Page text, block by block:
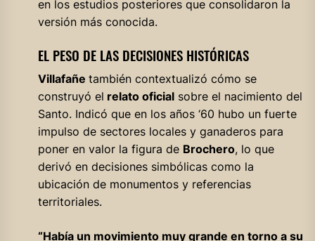
en los estudios posteriores que consolidaron la
versión más conocida.
EL PESO DE LAS DECISIONES HISTÓRICAS
Villafañe también contextualizó cómo se
construyó el relato oficialsobre el nacimiento del
Santo. Indicó que en los años ‘60 hubo un fuerte
impulso de sectores locales y ganaderos para
poner en valor la figura de Brochero, lo que
derivó en decisiones simbólicas como la
ubicación de monumentos y referencias
territoriales.
“Había un movimiento muy grande en torno a su